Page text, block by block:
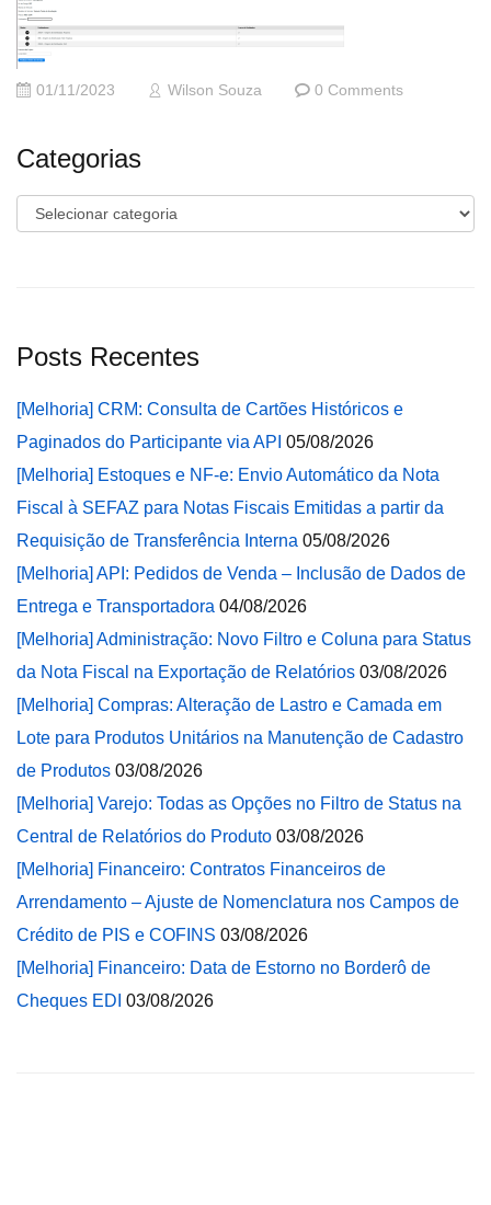
01/11/2023 Wilson Souza 0 Comments
Categorias
Categorias
Posts Recentes
[Melhoria] CRM: Consulta de Cartões Históricos e
Paginados do Participante via API 05/08/2026
[Melhoria] Estoques e NF-e: Envio Automático da Nota
Fiscal à SEFAZ para Notas Fiscais Emitidas a partir da
Requisição de Transferência Interna 05/08/2026
[Melhoria] API: Pedidos de Venda – Inclusão de Dados de
Entrega e Transportadora 04/08/2026
[Melhoria] Administração: Novo Filtro e Coluna para Status
da Nota Fiscal na Exportação de Relatórios 03/08/2026
[Melhoria] Compras: Alteração de Lastro e Camada em
Lote para Produtos Unitários na Manutenção de Cadastro
de Produtos 03/08/2026
[Melhoria] Varejo: Todas as Opções no Filtro de Status na
Central de Relatórios do Produto 03/08/2026
[Melhoria] Financeiro: Contratos Financeiros de
Arrendamento – Ajuste de Nomenclatura nos Campos de
Crédito de PIS e COFINS 03/08/2026
[Melhoria] Financeiro: Data de Estorno no Borderô de
Cheques EDI 03/08/2026